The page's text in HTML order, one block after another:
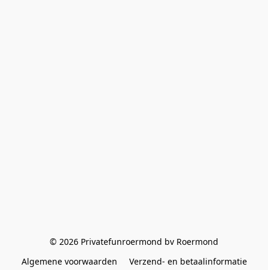
© 2026 Privatefunroermond bv Roermond
Algemene voorwaarden
Verzend- en betaalinformatie